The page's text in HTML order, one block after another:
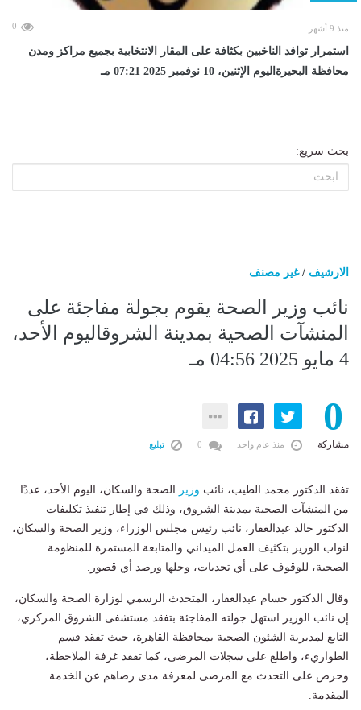
منذ 9 أشهر 0
استمرار توافد الناخبين بكثافة على المقار الانتخابية بجميع مراكز ومدن
محافظة البحيرةاليوم الإثنين، 10 نوفمبر 2025 07:21 مـ
بحث سريع:
الارشيف /غير مصنف
نائب وزير الصحة يقوم بجولة مفاجئة على
المنشآت الصحية بمدينة الشروقاليوم الأحد،
4 مايو 2025 04:56 مـ
0
مشاركة منذ عام واحد تبليغ
تفقد الدكتور محمد الطيب، نائب وزير الصحة والسكان، اليوم الأحد، عددًا
من المنشآت الصحية بمدينة الشروق، وذلك في إطار تنفيذ تكليفات
الدكتور خالد عبدالغفار، نائب رئيس مجلس الوزراء، وزير الصحة والسكان،
لنواب الوزير بتكثيف العمل الميداني والمتابعة المستمرة للمنظومة
الصحية، للوقوف على أي تحديات، وحلها ورصد أي قصور.
وقال الدكتور حسام عبدالغفار، المتحدث الرسمي لوزارة الصحة والسكان،
إن نائب الوزير استهل جولته المفاجئة بتفقد مستشفى الشروق المركزي،
التابع لمديرية الشئون الصحية بمحافظة القاهرة، حيث تفقد قسم
الطواريء، واطلع على سجلات المرضى، كما تفقد غرفة الملاحظة،
وحرص على التحدث مع المرضى لمعرفة مدى رضاهم عن الخدمة
المقدمة.